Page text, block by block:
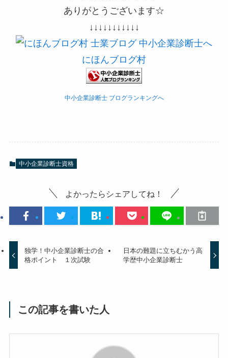
ありがとうございます☆
↓↓↓↓↓↓↓↓↓↓↓
にほんブログ村
中小企業診断士 ブログランキングへ
中小企業診断士資格
よかったらシェアしてね！
独学！中小企業診断士の合
格ポイント １次試験
日本の難題に立ちむかう高
学歴中小企業診断士
この記事を書いた人